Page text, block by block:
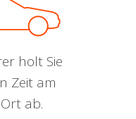
holt Sie
Zeit am
ab.